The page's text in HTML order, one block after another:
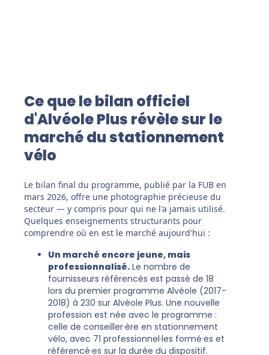
Ce que le bilan officiel
d'Alvéole Plus révèle sur le
marché du stationnement
vélo
Le bilan final du programme, publié par la FUB en
mars 2026, offre une photographie précieuse du
secteur — y compris pour qui ne l'a jamais utilisé.
Quelques enseignements structurants pour
comprendre où en est le marché aujourd'hui :
Un marché encore jeune, mais
professionnalisé. Le nombre de
fournisseurs référencés est passé de 18
lors du premier programme Alvéole (2017-
2018) à 230 sur Alvéole Plus. Une nouvelle
profession est née avec le programme :
celle de conseiller·ère en stationnement
vélo, avec 71 professionnel·les formé·es et
référencé·es sur la durée du dispositif.